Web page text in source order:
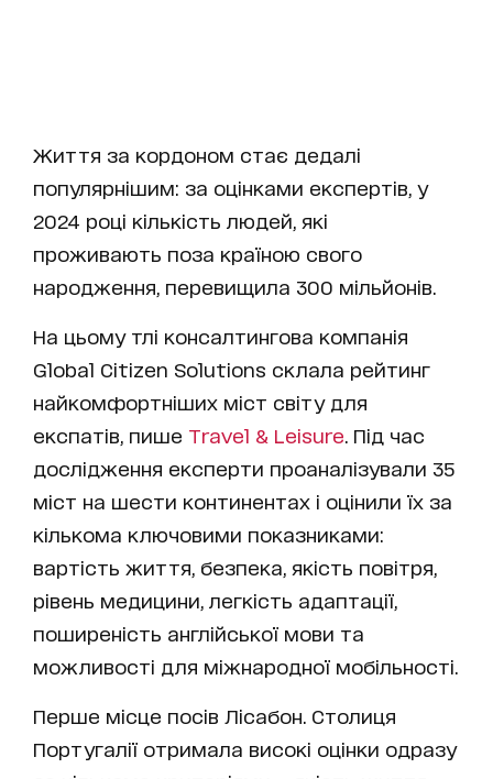
Життя за кордоном стає дедалі
популярнішим: за оцінками експертів, у
2024 році кількість людей, які
проживають поза країною свого
народження, перевищила 300 мільйонів.
На цьому тлі консалтингова компанія
Global Citizen Solutions склала рейтинг
найкомфортніших міст світу для
експатів, пише Travel & Leisure . Під час
дослідження експерти проаналізували 35
міст на шести континентах і оцінили їх за
кількома ключовими показниками:
вартість життя, безпека, якість повітря,
рівень медицини, легкість адаптації,
поширеність англійської мови та
можливості для міжнародної мобільності.
Перше місце посів Лісабон. Столиця
Португалії отримала високі оцінки одразу